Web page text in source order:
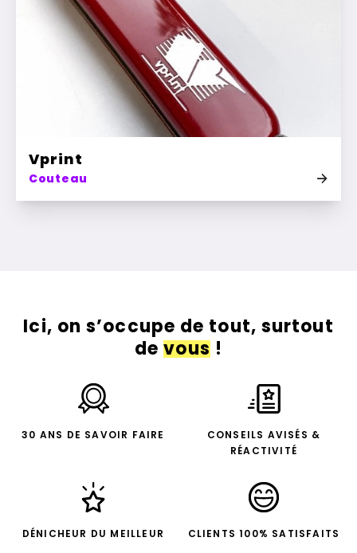
Vprint
Couteau
Ici, on s’occupe de tout, surtout
devous !
30 ANS DE SAVOIR FAIRE
CONSEILS AVISÉS &
RÉACTIVITÉ
DÉNICHEUR DU MEILLEUR CLIENTS 100% SATISFAITS